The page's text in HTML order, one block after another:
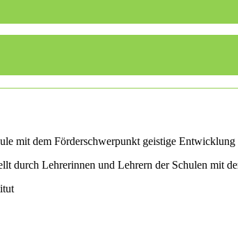
mit dem Förderschwerpunkt geistige
durch Lehrerinnen und Lehrern der Schulen mit